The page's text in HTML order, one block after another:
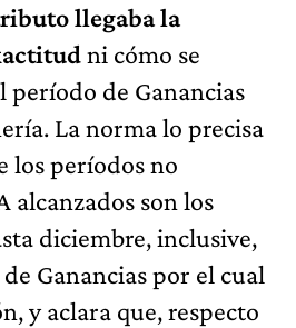
llegaba la
ni cómo se
período de Ganancias
La norma lo precisa
los períodos no
alcanzados son los
diciembre, inclusive,
Ganancias por el cual
y aclara que, respecto